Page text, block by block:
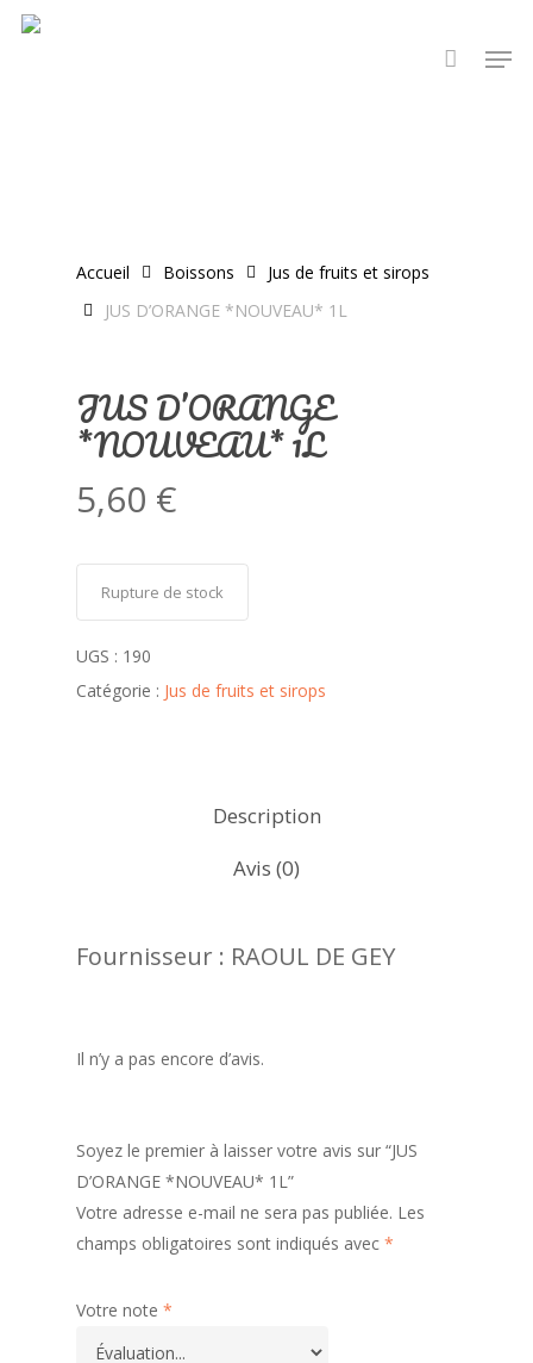
Skip
Accueil Boissons
Jus de fruits et sirops
JUS D’ORANGE *NOUVEAU* 1L
JUS D’ORANGE
*NOUVEAU* 1L
5,60 €
Rupture de stock
UGS : 190
Catégorie : Jus de fruits et sirops
Description
Avis (0)
Fournisseur : RAOUL DE GEY
Il n’y a pas encore d’avis.
Soyez le premier à laisser votre avis sur “JUS
D’ORANGE *NOUVEAU* 1L”
Votre adresse e-mail ne sera pas publiée. Les
champs obligatoires sont indiqués avec *
Votre note *